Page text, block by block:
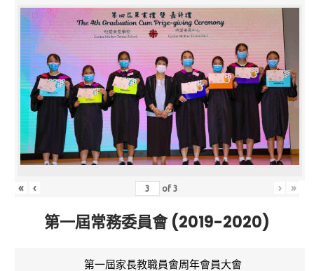
« ‹ of3 › »
第一屆常務委員會 (2019-2020)
第一屆家長教職員會周年會員大會